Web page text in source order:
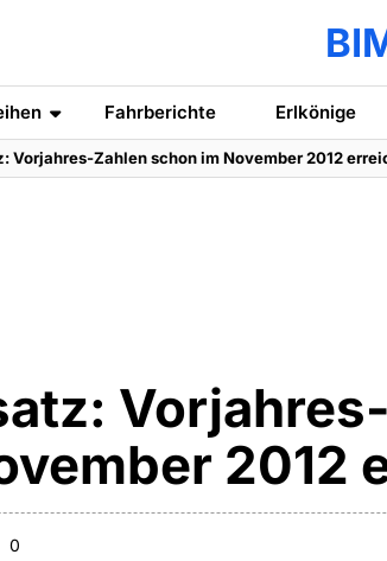
Fahrberichte Erlkönige
Vorjahres-Zahlen schon im November 2012
2012
0